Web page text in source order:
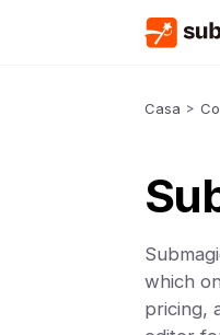
Casa >
which
pricing,